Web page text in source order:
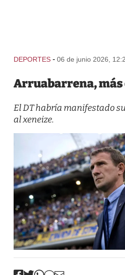
DEPORTES - 06 de junio 2026,
Arruabarrena, más
El DT habría manifestado
al xeneize.